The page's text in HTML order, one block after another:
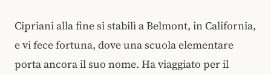
Cipriani alla fine si stabilì a Belmont, in California,
e vi fece fortuna, dove una scuola elementare
porta ancora il suo nome. Ha viaggiato per il